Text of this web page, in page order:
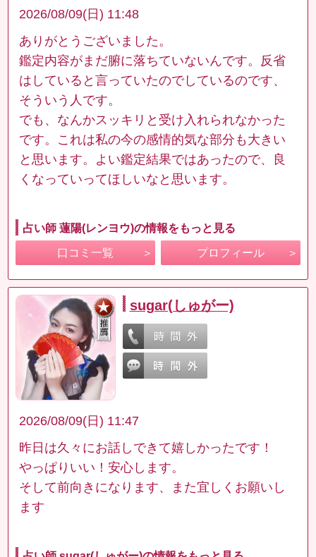
2026/08/09(日) 11:48
ありがとうございました。
鑑定内容がまだ腑に落ちていないんです。反省
はしていると言っていたのでしているのです、
そういう人です。
でも、なんかスッキリと受け入れられなかった
です。これは私の今の感情的気な部分も大きい
と思います。よい鑑定結果ではあったので、良
くなっていってほしいなと思います。
占い師 蓮陽(レンヨウ)の情報をもっと見る
口コミ一覧 プロフィール
sugar(しゅがー)
2026/08/09(日) 11:47
昨日は久々にお話しできて嬉しかったです！
やっぱりいい！安心します。
そして前向きになります、また宜しくお願いし
ます